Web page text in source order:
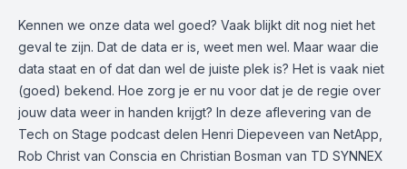
Kennen we onze data wel goed? Vaak blijkt dit nog niet het
geval te zijn. Dat de data er is, weet men wel. Maar waar die
data staat en of dat dan wel de juiste plek is? Het is vaak niet
(goed) bekend. Hoe zorg je er nu voor dat je de regie over
jouw data weer in handen krijgt? In deze aflevering van de
Tech on Stage podcast delen Henri Diepeveen van NetApp,
Rob Christ van Conscia en Christian Bosman van TD SYNNEX